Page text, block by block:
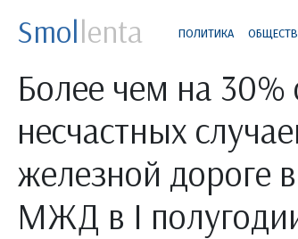
Smollenta ПОЛИТИКА
Более чем на 30%
несчастных
железной дороге
МЖД в I